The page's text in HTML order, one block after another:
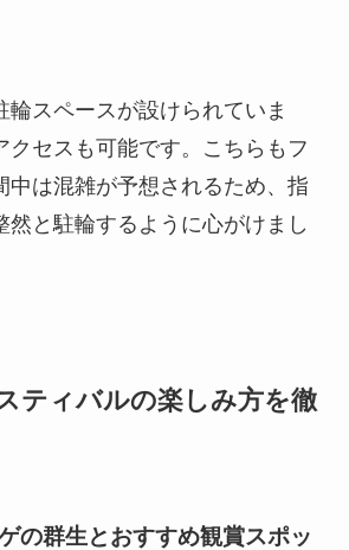
輪スペースが設けられていま
クセスも可能です。こちらもフ
中は混雑が予想されるため、指
然と駐輪するように心がけまし
ティバルの楽しみ方を徹
の群生とおすすめ観賞スポッ